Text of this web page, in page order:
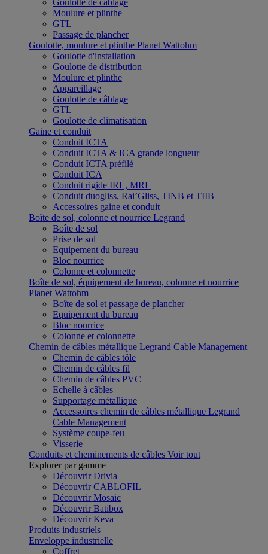
Goulotte de câblage
Moulure et plinthe
GTL
Passage de plancher
Goulotte, moulure et plinthe Planet Wattohm
Goulotte d'installation
Goulotte de distribution
Moulure et plinthe
Appareillage
Goulotte de câblage
GTL
Goulotte de climatisation
Gaine et conduit
Conduit ICTA
Conduit ICTA & ICA grande longueur
Conduit ICTA préfilé
Conduit ICA
Conduit rigide IRL, MRL
Conduit duogliss, Rai’Gliss, TINB et TIIB
Accessoires gaine et conduit
Boîte de sol, colonne et nourrice Legrand
Boîte de sol
Prise de sol
Equipement du bureau
Bloc nourrice
Colonne et colonnette
Boîte de sol, équipement de bureau, colonne et nourrice
Planet Wattohm
Boîte de sol et passage de plancher
Equipement du bureau
Bloc nourrice
Colonne et colonnette
Chemin de câbles métallique Legrand Cable Management
Chemin de câbles tôle
Chemin de câbles fil
Chemin de câbles PVC
Echelle à câbles
Supportage métallique
Accessoires chemin de câbles métallique Legrand
Cable Management
Système coupe-feu
Visserie
Conduits et cheminements de câbles Voir tout
Explorer par gamme
Découvrir Drivia
Découvrir CABLOFIL
Découvrir Mosaic
Découvrir Batibox
Découvrir Keva
Produits industriels
Enveloppe industrielle
Coffret